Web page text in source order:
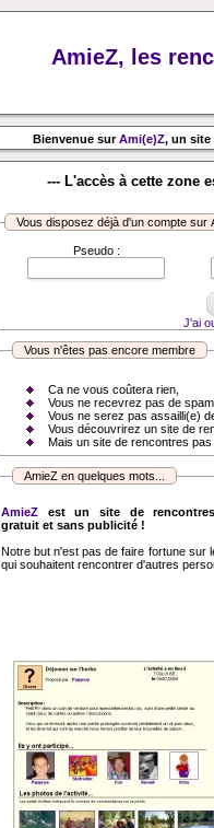
AmieZ, les
Bienvenue surAmi(e)Z, un site
--- L'accès à cette zone
Vous disposez déjà d'un compte sur
Pseudo :
J'ai
Vous n'êtes pas encore membre
Ca ne vous coûtera rien,
Vous ne recevrez pas de
Vous ne serez pas assailli(e)
Vous découvrirez un site de
Mais un site de rencontres
AmieZ en quelques mots...
AmieZ est un site de
gratuit et sans publicité !
Notre but n'est pas de faire fortune sur
qui souhaitent rencontrer d'autres